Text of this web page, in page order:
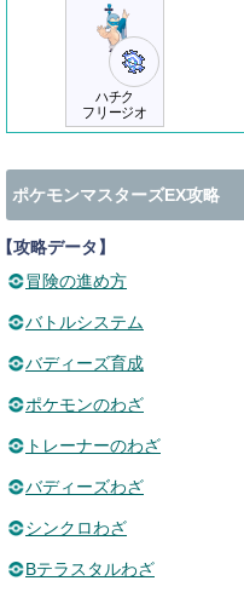
ハチク
フリージオ
ポケモンマスターズEX攻略
攻略データ】
冒険の進め方
バトルシステム
バディーズ育成
ポケモンのわざ
トレーナーのわざ
バディーズわざ
シンクロわざ
Bテラスタルわざ